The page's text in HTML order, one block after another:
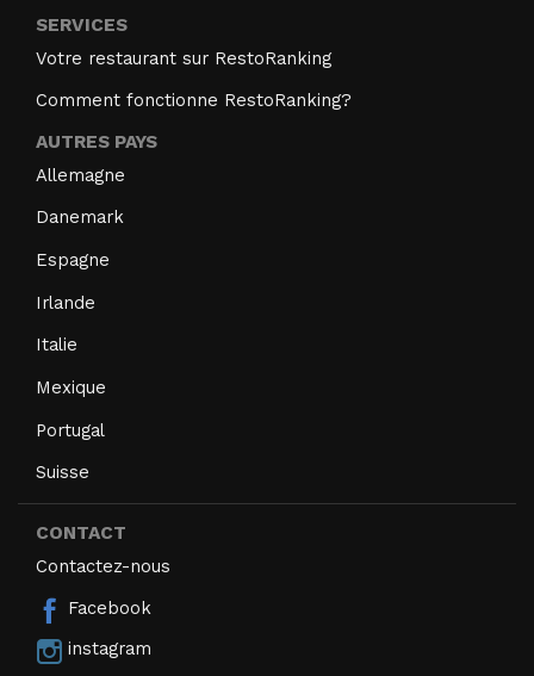
SERVICES
Votre restaurant sur RestoRanking
Comment fonctionne RestoRanking?
AUTRES PAYS
Allemagne
Danemark
Espagne
Irlande
Italie
Mexique
Portugal
Suisse
CONTACT
Contactez-nous
Facebook
instagram